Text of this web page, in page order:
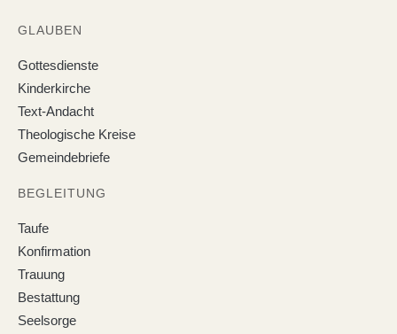
GLAUBEN
Gottesdienste
Kinderkirche
Text-Andacht
Theologische Kreise
Gemeindebriefe
BEGLEITUNG
Taufe
Konfirmation
Trauung
Bestattung
Seelsorge